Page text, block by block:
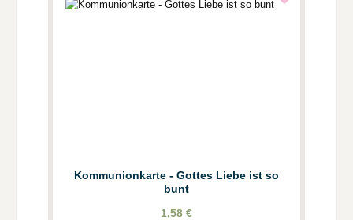
Kommunionkarte - Gottes Liebe ist so
bunt
1,58 €